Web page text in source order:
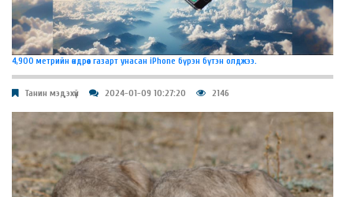
4,900 метрийн өндрөөс газарт унасан iPhone бүрэн бүтэн олджээ.
Танин мэдэхүй 2024-01-09 10:27:20 2146